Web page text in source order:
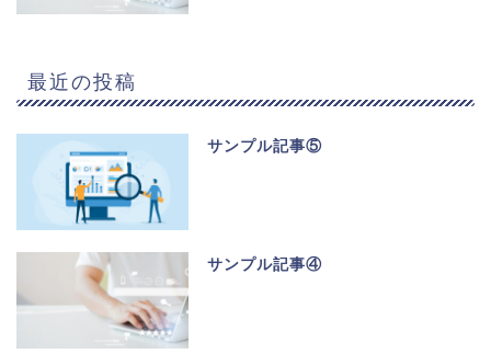
最近の投稿
サンプル記事⑤
サンプル記事④